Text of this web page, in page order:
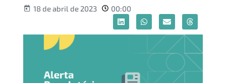
18 de abril de 2023 00:00